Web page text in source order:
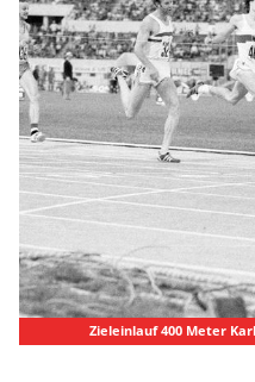
Zieleinlauf 400 Meter